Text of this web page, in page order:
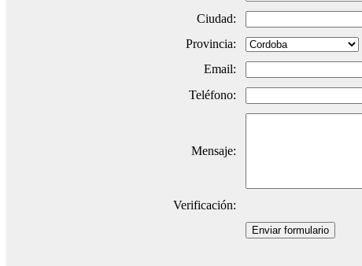
Ciudad:
Provincia:
Email:
Teléfono:
Mensaje:
Verificación:
Enviar formulario